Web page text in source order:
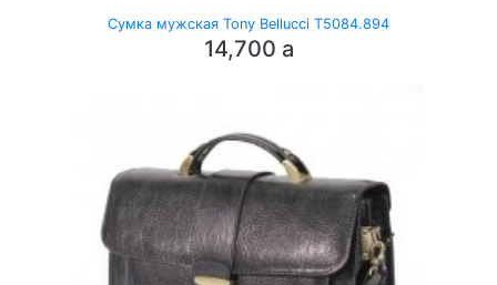
Сумка мужская Tony Bellucci T5084.894
14,700 a